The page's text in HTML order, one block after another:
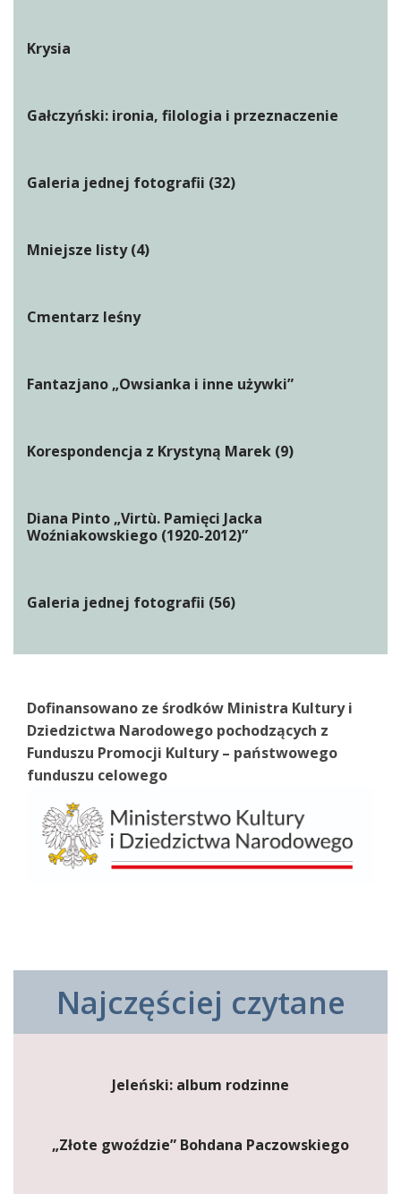
Krysia
Gałczyński: ironia, filologia i przeznaczenie
Galeria jednej fotografii (32)
Mniejsze listy (4)
Cmentarz leśny
Fantazjano „Owsianka i inne używki”
Korespondencja z Krystyną Marek (9)
Diana Pinto „Virtù. Pamięci Jacka
Woźniakowskiego (1920-2012)”
Galeria jednej fotografii (56)
Dofinansowano ze środków Ministra Kultury i
Dziedzictwa Narodowego pochodzących z
Funduszu Promocji Kultury – państwowego
funduszu celowego
Najczęściej czytane
Jeleński: album rodzinne
„Złote gwoździe” Bohdana Paczowskiego